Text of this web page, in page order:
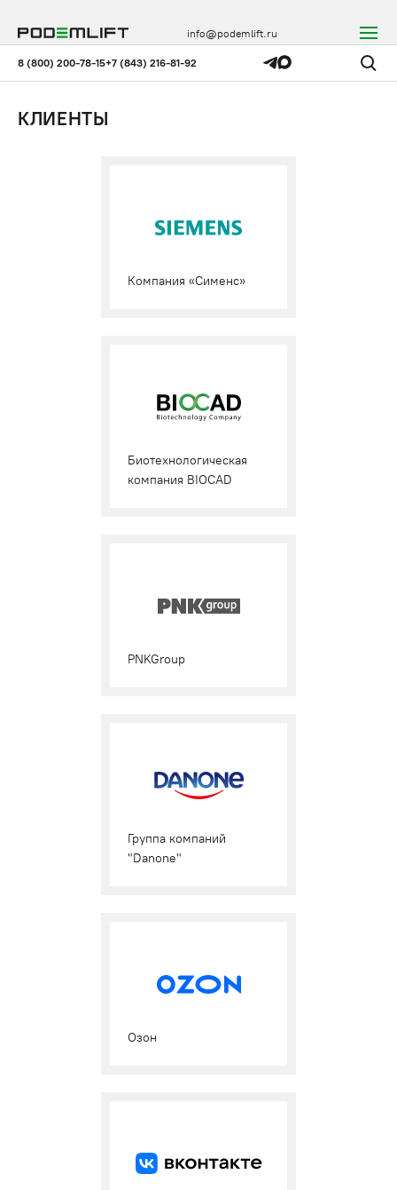
8 (800) 200-78-15+7 (843) 216-81-92
info@podemlift.ru
КЛИЕНТЫ
Компания «Сименс»
Биотехнологическая
компания BIOCAD
PNKGroup
Группа компаний
"Danone"
Озон